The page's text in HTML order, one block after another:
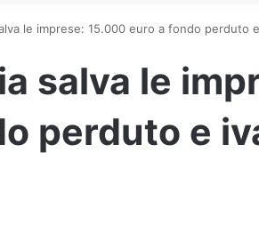
le imprese: 15.000 euro a fondo perduto
salva le
perduto e